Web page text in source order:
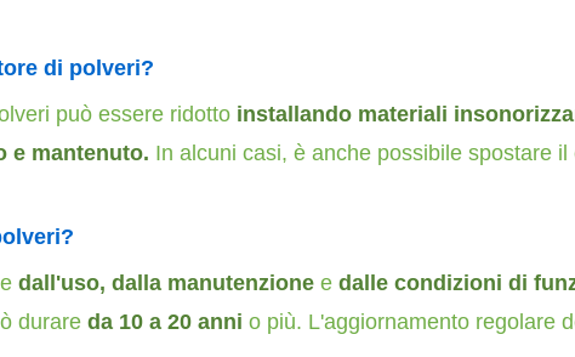
di polveri?
può essere ridotto installando materiali
e mantenuto. In alcuni casi, è anche possibile spostare
dall'uso, dalla manutenzione e dalle condizioni di
durare da 10 a 20 anni o più. L'aggiornamento regolare